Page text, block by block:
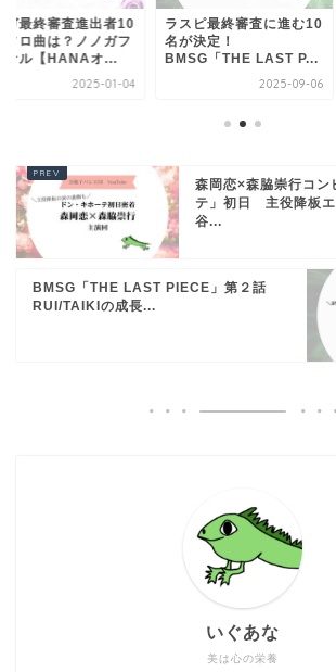
ガ最終審査進出者10
ソロ曲は？ノノガフ
ナル【HANAオ...
2025-01-04
ラスピ最終審査に進む10
名が決定！
BMSG「THE LAST P...
2025-09-06
森岡恋×森脇崇行コン
テ」初日 主役降板
谷...
BMSG「THE LAST PIECE」第２話
RUI/TAIKIの成長...
美は心の栄養
いぐあな